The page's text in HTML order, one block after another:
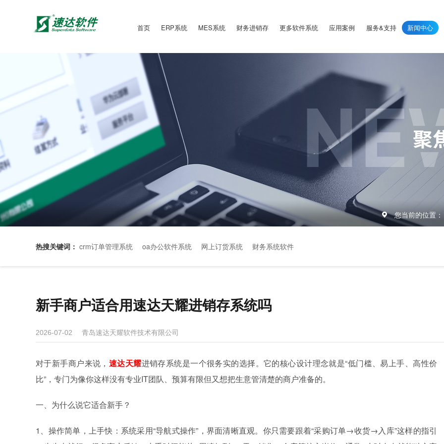
首页 ERP系统 MES系统 财务进销存 更多软件系统 应用案例 服务&支持 新闻中心
您当前的位置：
热搜关键词： crm订单管理系统 oa办公软件系统 网上订货系统 财务系统软件
新手商户适合用速达天耀进销存系统吗
2026-07-02 青岛速达天耀软件技术有限公司
对于新手商户来说， 速达天耀进销存系统是一个很务实的选择。它的核心设计理念就是“低门槛、易上手、高性价
比”，专门为像你这样没有专业IT团队、预算有限但又想把生意管清楚的商户准备的。
一、为什么说它适合新手？
1、操作简单，上手快：系统采用“导航式操作”，界面清晰直观。你只需要跟着“采购订单→收货→入库”这样的指引